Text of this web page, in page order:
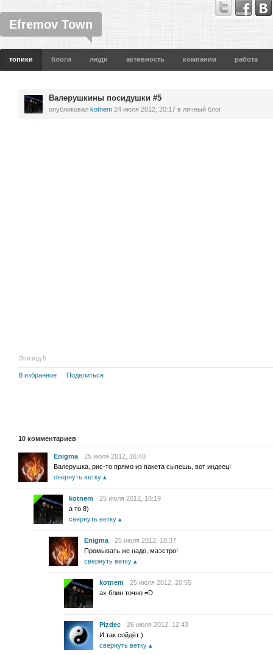
Efremov Town
топики блоги люди активность компании работа
Валерушкины посидушки #5
опубликовал kotnem 24 июля 2012, 20:17 в личный блог
Эпизод 5
В избранное Поделиться
10 комментариев
Enigma
25 июля 2012, 16:40
Валерушка, рис-то прямо из пакета сыпешь, вот индеец!
свернуть ветку
kotnem
25 июля 2012, 18:19
а то 8)
свернуть ветку
Enigma
25 июля 2012, 18:37
Промывать же надо, маэстро!
свернуть ветку
kotnem
25 июля 2012, 20:55
ах блин точно =D
Pizdec
26 июля 2012, 12:43
И так сойдёт )
свернуть ветку